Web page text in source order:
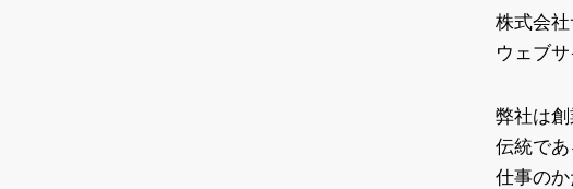
株式会社
ウェブ
弊社は創
伝統であ
仕事のか